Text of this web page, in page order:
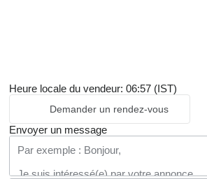
Heure locale du vendeur: 06:57 (IST)
Demander un rendez-vous
Envoyer un message